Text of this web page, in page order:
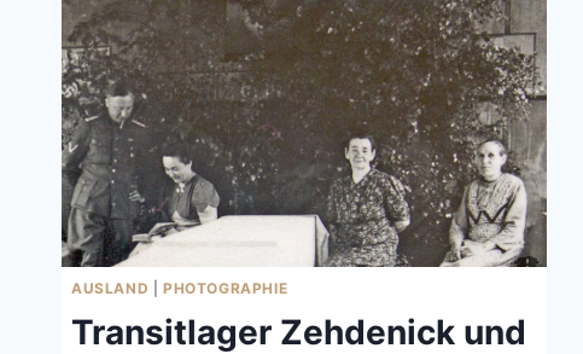
AUSLAND PHOTOGRAPHIE
Transitlager Zehdenick und